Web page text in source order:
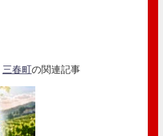
三春町の関連記事